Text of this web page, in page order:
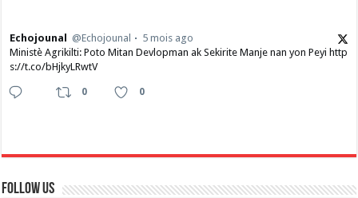
Echojounal @Echojounal
5 mois ago
Ministè Agrikilti: Poto Mitan Devlopman ak Sekirite Manje nan yon Peyi http
s://t.co/bHjkyLRwtV
0 0
Follow Us